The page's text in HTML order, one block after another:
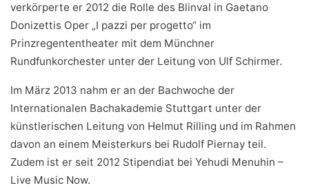
verkörperte er 2012 die Rolle des Blinval in Gaetano
Donizettis Oper „I pazzi per progetto“ im
Prinzregententheater mit dem Münchner
Rundfunkorchester unter der Leitung von Ulf Schirmer.
Im März 2013 nahm er an der Bachwoche der
Internationalen Bachakademie Stuttgart unter der
künstlerischen Leitung von Helmut Rilling und im Rahmen
davon an einem Meisterkurs bei Rudolf Piernay teil.
Zudem ist er seit 2012 Stipendiat bei Yehudi Menuhin –
Live Music Now.